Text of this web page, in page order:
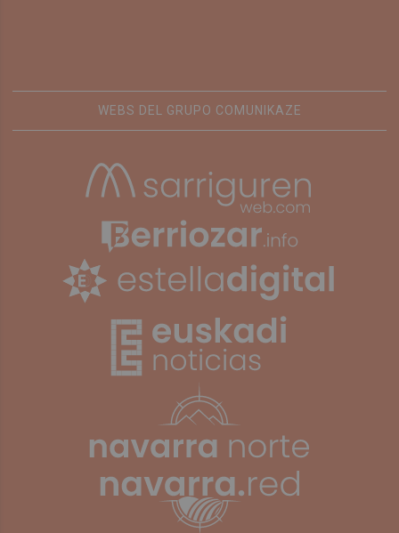
WEBS DEL GRUPO COMUNIKAZE